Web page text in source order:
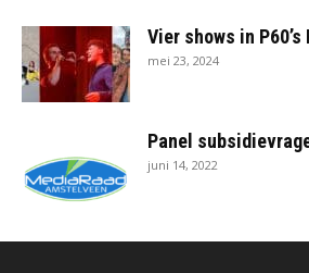
Vier shows in P60’s
mei 23, 2024
Panel
juni 14, 2022